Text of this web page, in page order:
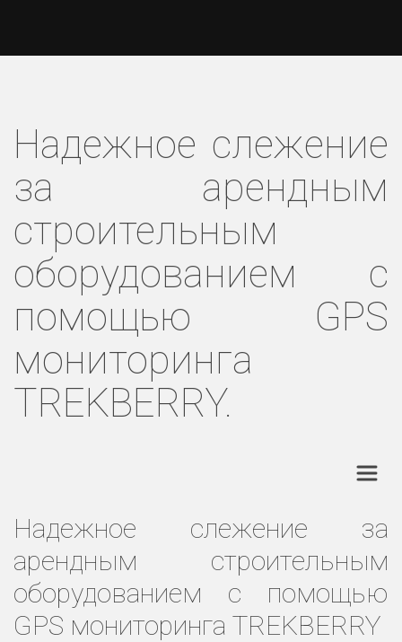
Надежное слежение
за арендным
строительным
оборудованием с
помощью GPS
мониторинга
TREKBERRY.
Надежное слежение за
арендным строительным
оборудованием с помощью
GPS мониторинга TREKBERRY